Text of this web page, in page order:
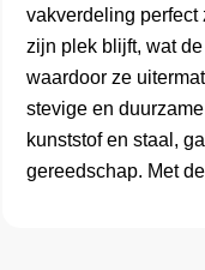
vakverdeling perfect
zijn plek blijft, wat
waardoor ze
stevige en
kunststof en staal,
gereedschap. Met